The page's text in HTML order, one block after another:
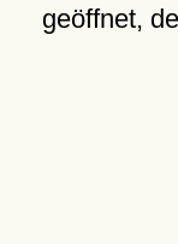
geöffnet,